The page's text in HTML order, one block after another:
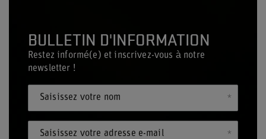
BULLETIN D'INFORMATION
Restez informé(e) et inscrivez-vous à notre
newsletter !
Saisissez votre nom
Saisissez votre adresse e-mail